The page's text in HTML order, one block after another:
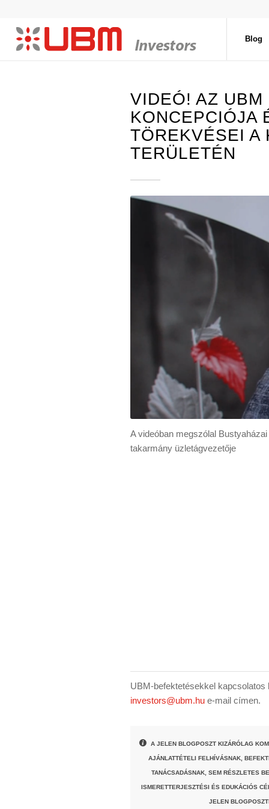
Blog
VIDEÓ! AZ UBM
KONCEPCIÓJA
TÖREKVÉSEI A
TERÜLETÉN
A videóban megszólal
takarmány üzletágvezetője
UBM-befektetésekkel
investors@ubm.hu e-mail címen.
A JELEN BLOGPOSZT KIZÁRÓLAG
AJÁNLATTÉTELI FELHÍVÁSNAK,
TANÁCSADÁSNAK, SEM RÉSZLETES
ISMERETTERJESZTÉSI ÉS EDUKÁCIÓS
JELEN